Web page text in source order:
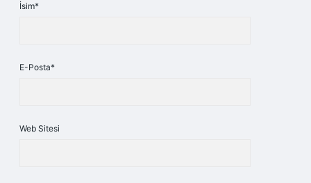
İsim*
E-Posta*
Web Sitesi